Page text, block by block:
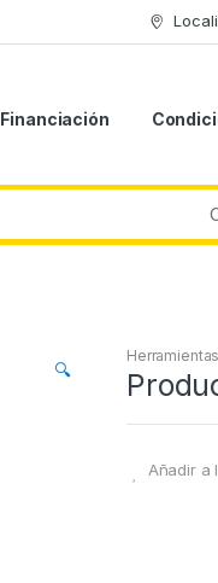
Financiación
🔍
Añadir a